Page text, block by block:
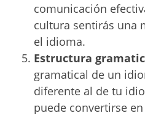
comunicación
cultura sentirás una
el idioma.
Estructura
gramatical de un
diferente al de tu
puede convertirse